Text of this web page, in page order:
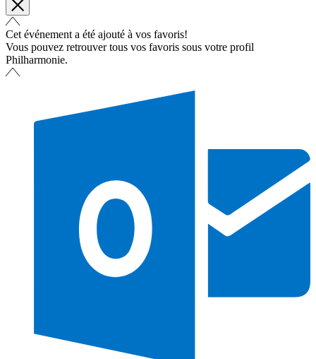
Cet événement a été ajouté à vos favoris!
Vous pouvez retrouver tous vos favoris sous votre profil
Philharmonie.